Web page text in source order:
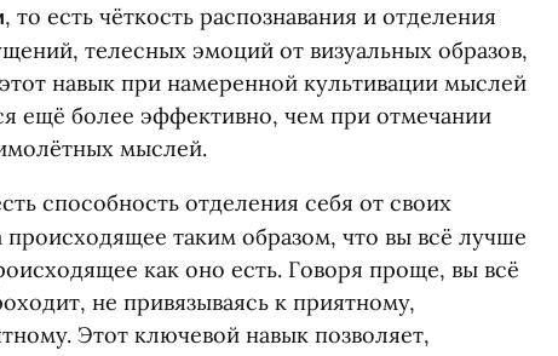
, то есть чёткость распознавания и отделения
телесных эмоций от визуальных образов,
навык при намеренной культивации мыслей
ещё более эффективно, чем при отмечании
мыслей.
способность отделения себя от своих
таким образом, что вы всё лучше
как оно есть. Говоря проще, вы всё
не привязываясь к приятному,
Этот ключевой навык позволяет,